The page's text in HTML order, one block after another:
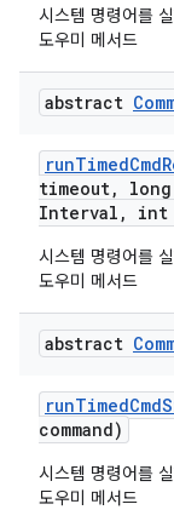
시스템 명령어를
도우미 메서드
abstract
runTimedCmd
timeout,
Interval , int
시스템 명령어를
도우미 메서드
abstract
runTimedCmd
command)
시스템 명령어를
도우미 메서드